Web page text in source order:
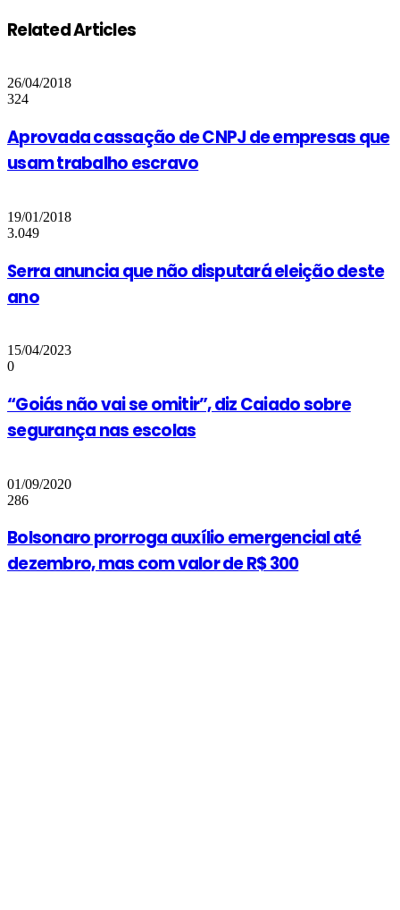
Related Articles
26/04/2018
324
Aprovada cassação de CNPJ de empresas que
usam trabalho escravo
19/01/2018
3.049
Serra anuncia que não disputará eleição deste
ano
15/04/2023
0
“Goiás não vai se omitir”, diz Caiado sobre
segurança nas escolas
01/09/2020
286
Bolsonaro prorroga auxílio emergencial até
dezembro, mas com valor de R$ 300